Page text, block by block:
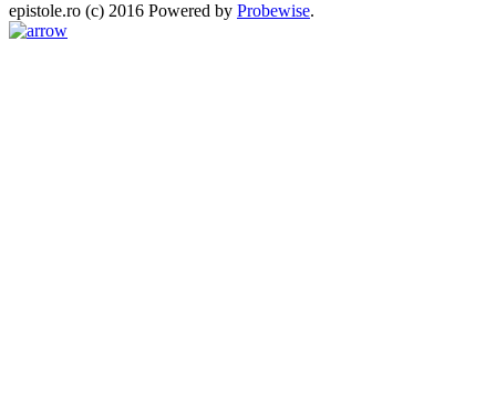
epistole.ro (c) 2016 Powered by Probewise.